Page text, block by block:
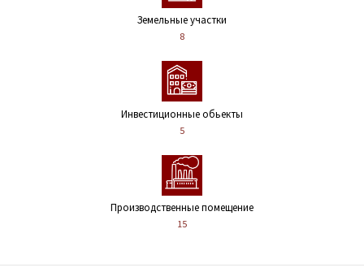
Земельные участки
8
Инвестиционные обьекты
5
Производственные помещение
15